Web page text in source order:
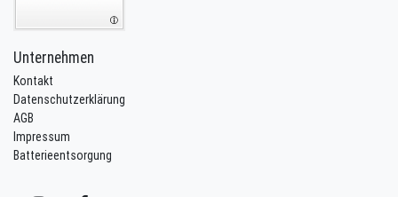
Unternehmen
Kontakt
Datenschutzerklärung
AGB
Impressum
Batterieentsorgung